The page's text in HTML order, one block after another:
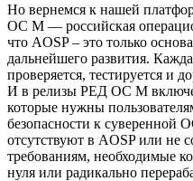
Но вернемся к нашей
ОС М — российская
что AOSP – это только
дальнейшего развития.
проверяется, тестируется и
И в релизы РЕД ОС М
которые нужны
безопасности к суверенной
отсутствуют в AOSP или не
требованиям, необходимые
нуля или радикально